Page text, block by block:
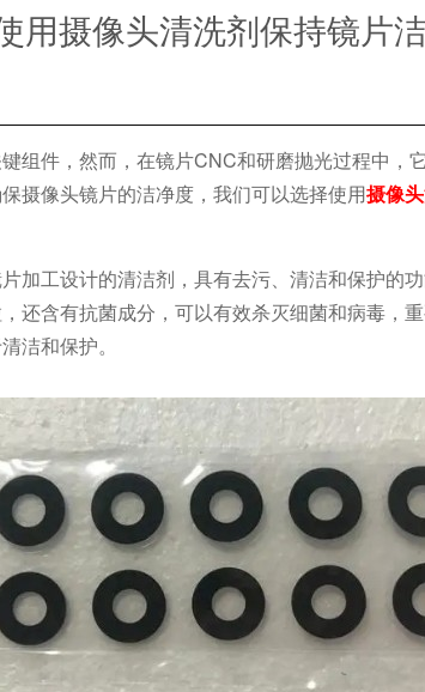
用摄像头清洗剂保持镜片
组件，然而，在镜片CNC和研磨抛光过程中，
摄像头镜片的洁净度，我们可以选择使用摄像
加工设计的清洁剂，具有去污、清洁和保护的
还含有抗菌成分，可以有效杀灭细菌和病毒，
洁和保护。